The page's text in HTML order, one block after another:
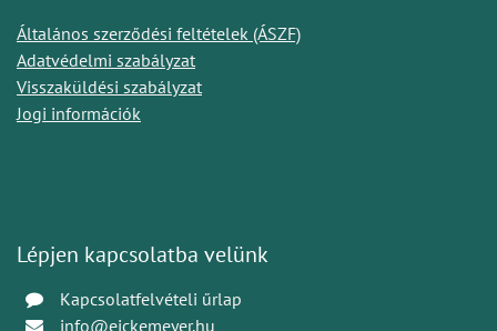
Általános szerződési feltételek (ÁSZF)
Adatvédelmi szabályzat
Visszaküldési szabályzat
Jogi információk
Lépjen kapcsolatba velünk
Kapcsolatfelvételi űrlap
info@eickemeyer.hu